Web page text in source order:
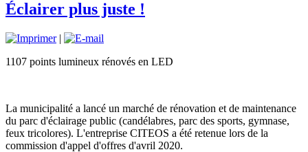
Éclairer plus juste !
|
1107 points lumineux rénovés en LED
La municipalité a lancé un marché de rénovation et de maintenance
du parc d'éclairage public (candélabres, parc des sports, gymnase,
feux tricolores). L'entreprise CITEOS a été retenue lors de la
commission d'appel d'offres d'avril 2020.